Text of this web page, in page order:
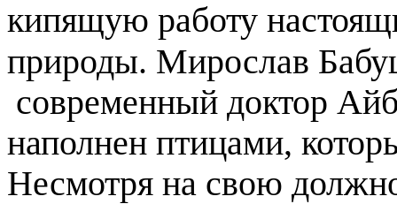
кипящую работу
природы. Мирослав
современный доктор
наполнен птицами,
Несмотря на свою